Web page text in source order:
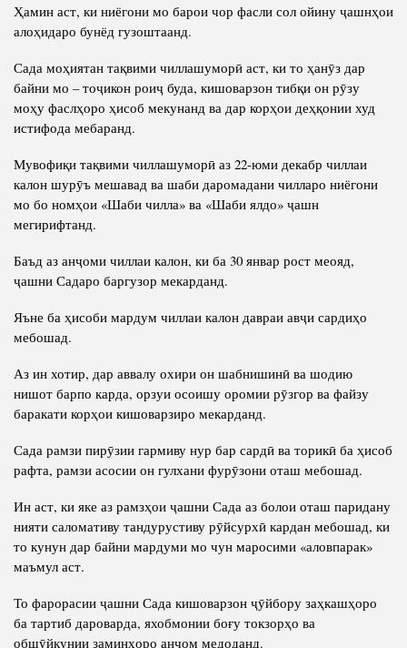
Ҳамин аст, ки ниёгони мо барои чор фасли сол ойину ҷашнҳои
алоҳидаро бунёд гузоштаанд.
Сада моҳиятан тақвими чиллашуморӣ аст, ки то ҳанӯз дар
байни мо – тоҷикон роиҷ буда, кишоварзон тибқи он рӯзу
моҳу фаслҳоро ҳисоб мекунанд ва дар корҳои деҳқонии худ
истифода мебаранд.
Мувофиқи тақвими чиллашуморӣ аз 22-юми декабр чиллаи
калон шурӯъ мешавад ва шаби даромадани чилларо ниёгони
мо бо номҳои «Шаби чилла» ва «Шаби ялдо» ҷашн
мегирифтанд.
Баъд аз анҷоми чиллаи калон, ки ба 30 январ рост меояд,
ҷашни Садаро баргузор мекарданд.
Яъне ба ҳисоби мардум чиллаи калон давраи авҷи сардиҳо
мебошад.
Аз ин хотир, дар аввалу охири он шабнишинӣ ва шодию
нишот барпо карда, орзуи осоишу оромии рӯзгор ва файзу
баракати корҳои кишоварзиро мекарданд.
Сада рамзи пирӯзии гармиву нур бар сардӣ ва торикӣ ба ҳисоб
рафта, рамзи асосии он гулхани фурӯзони оташ мебошад.
Ин аст, ки яке аз рамзҳои ҷашни Сада аз болои оташ паридану
нияти саломативу тандурустиву рӯйсурхӣ кардан мебошад, ки
то кунун дар байни мардуми мо чун маросими «аловпарак»
маъмул аст.
То фарорасии ҷашни Сада кишоварзон ҷӯйбору заҳкашҳоро
ба тартиб дароварда, яхобмонии боғу токзорҳо ва
обшӯйкунии заминҳоро анҷом медоданд.